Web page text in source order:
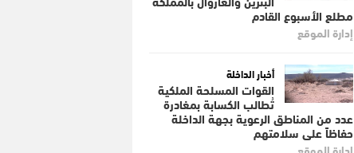
مطلع الأسبوع القادم
إدارة الموقع
أخبار الداخلة
القوات المسلحة الملكية
تُطالب الكسابة بمغادرة
عدد من المناطق الرعوية بجهة الداخلة
حفاظاً على سلامتهم